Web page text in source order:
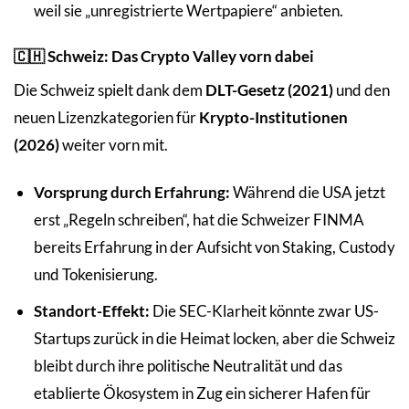
weil sie „unregistrierte Wertpapiere“ anbieten.
🇨🇭 Schweiz: Das Crypto Valley vorn dabei
Die Schweiz spielt dank dem DLT-Gesetz (2021)und den
neuen Lizenzkategorien fürKrypto-Institutionen
(2026)weiter vorn mit.
Vorsprung durch Erfahrung:Während die USA jetzt
erst „Regeln schreiben“, hat die Schweizer FINMA
bereits Erfahrung in der Aufsicht von Staking, Custody
und Tokenisierung.
Standort-Effekt: Die SEC-Klarheit könnte zwar US-
Startups zurück in die Heimat locken, aber die Schweiz
bleibt durch ihre politische Neutralität und das
etablierte Ökosystem in Zug ein sicherer Hafen für